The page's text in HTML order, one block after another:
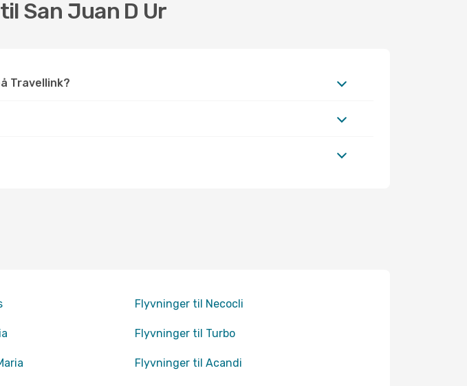
San Juan D Ur
Travellink?
Flyvninger til Necocli
Flyvninger til Turbo
Flyvninger til Acandi